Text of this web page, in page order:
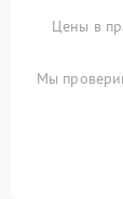
Цены в
Мы